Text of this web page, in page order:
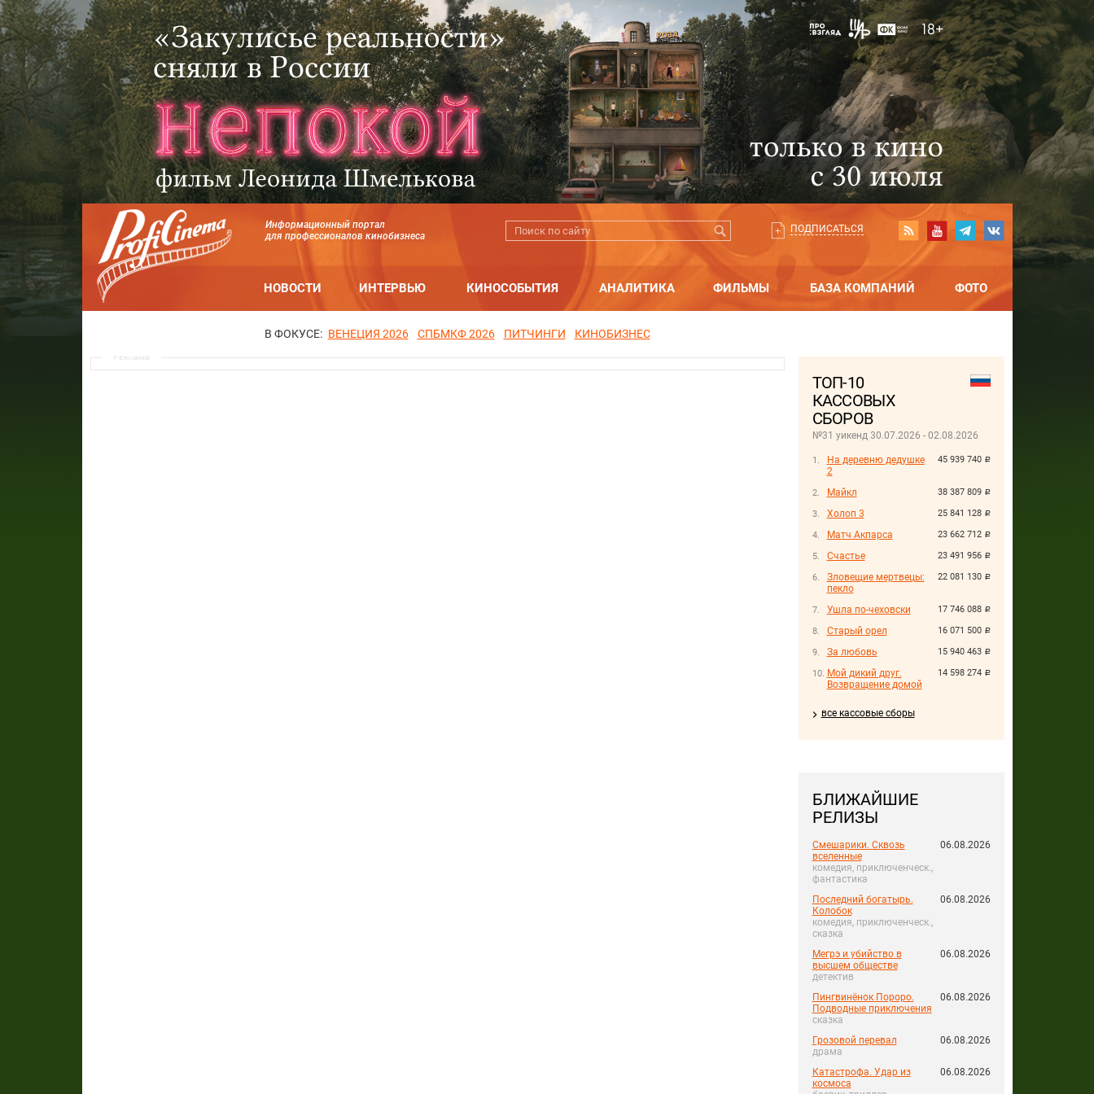
Информационный портал
для профессионалов кинобизнеса
ПОДПИСАТЬСЯ
НОВОСТИ ИНТЕРВЬЮ КИНОСОБЫТИЯ АНАЛИТИКА ФИЛЬМЫ БАЗА КОМПАНИЙ ФОТО
В ФОКУСЕ: ВЕНЕЦИЯ 2026 СПБМКФ 2026 ПИТЧИНГИ КИНОБИЗНЕС
ТОП-10
КАССОВЫХ
СБОРОВ
№31 уикенд 30.07.2026 - 02.08.2026
45 939 740 руб.
На деревню дедушке
2
38 387 809 руб.
Майкл
25 841 128 руб.
Холоп 3
23 662 712 руб.
Матч Акпарса
23 491 956 руб.
Счастье
22 081 130 руб.
Зловещие мертвецы:
пекло
17 746 088 руб.
Ушла по-чеховски
16 071 500 руб.
Старый орел
15 940 463 руб.
За любовь
14 598 274 руб.
Мой дикий друг.
Возвращение домой
все кассовые сборы
БЛИЖАЙШИЕ
РЕЛИЗЫ
Смешарики. Сквозь
вселенные
комедия, приключенческ.,
фантастика
06.08.2026
Последний богатырь.
Колобок
комедия, приключенческ.,
сказка
06.08.2026
Мегрэ и убийство в
высшем обществе
детектив
06.08.2026
Пингвинёнок Пороро.
Подводные приключения
сказка
06.08.2026
Грозовой перевал
драма
06.08.2026
Катастрофа. Удар из
космоса
06.08.2026
Реклама